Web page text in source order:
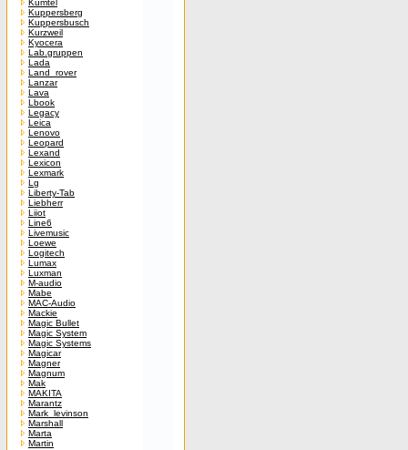
Kumtel
Kuppersberg
Kuppersbusch
Kurzweil
Kyocera
Lab.gruppen
Lada
Land_rover
Lanzar
Lava
Lbook
Legacy
Leica
Lenovo
Leopard
Lexand
Lexicon
Lexmark
Lg
Liberty-Tab
Liebherr
Liiot
Line6
Livemusic
Loewe
Logitech
Lumax
Luxman
M-audio
Mabe
MAC-Audio
Mackie
Magic Bullet
Magic System
Magic Systems
Magicar
Magner
Magnum
Mak
MAKITA
Marantz
Mark_levinson
Marshall
Marta
Martin